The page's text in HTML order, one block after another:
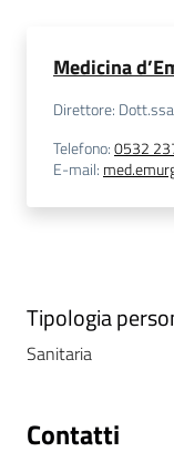
r
t
i
Medicina
Direttore:
Telefono:0532
E-mail:
Tipologia
Sanitaria
Contatti